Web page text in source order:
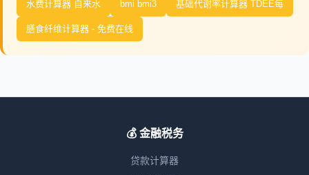
水费计算器 自来水 bmi bmi3 基础代谢率计算器 TDEE每
膳食纤维计算器 - 免费在线
💰 金融税务
贷款计算器